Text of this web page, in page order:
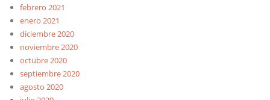
febrero 2021
enero 2021
diciembre 2020
noviembre 2020
octubre 2020
septiembre 2020
agosto 2020